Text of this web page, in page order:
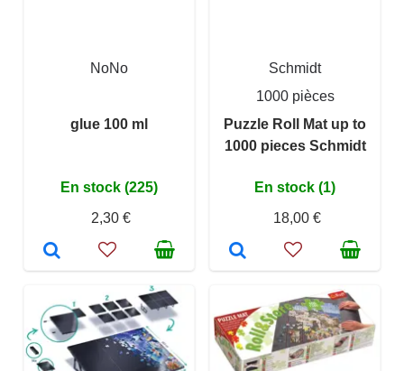
NoNo
glue 100 ml
En stock (225)
2,30 €
Schmidt
1000 pièces
Puzzle Roll Mat up to
1000 pieces Schmidt
En stock (1)
18,00 €